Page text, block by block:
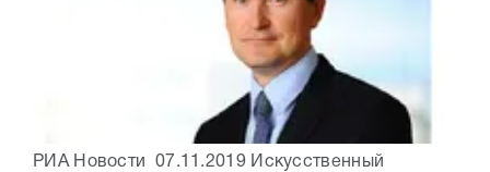
РИА Новости 07.11.2019 Искусственный